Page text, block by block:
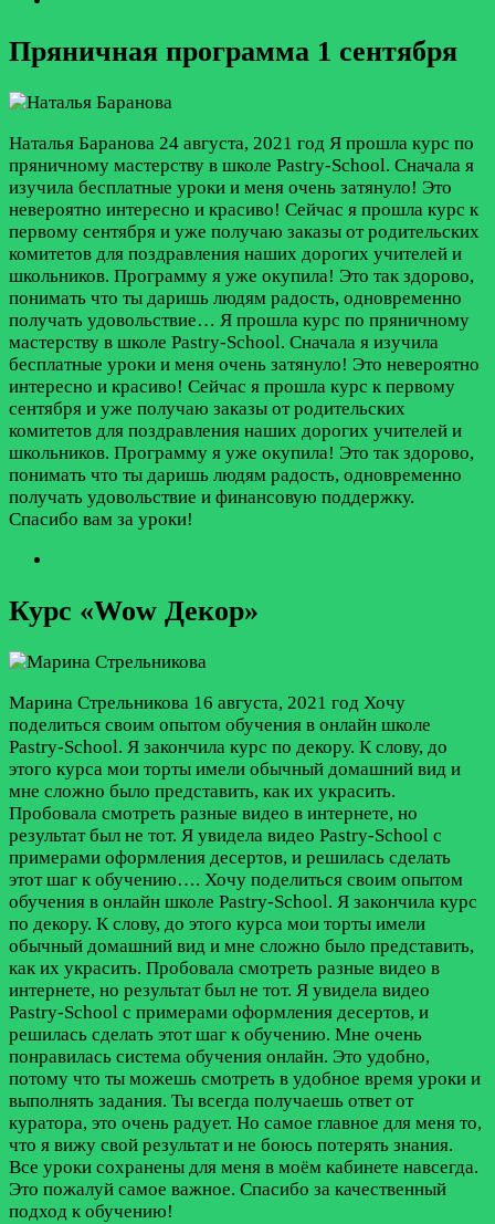
Пряничная программа 1 сентября
Наталья Баранова 24 августа, 2021 год Я прошла курс по
пряничному мастерству в школе Pastry-School. Сначала я
изучила бесплатные уроки и меня очень затянуло! Это
невероятно интересно и красиво! Сейчас я прошла курс к
первому сентября и уже получаю заказы от родительских
комитетов для поздравления наших дорогих учителей и
школьников. Программу я уже окупила! Это так здорово,
понимать что ты даришь людям радость, одновременно
получать удовольствие… Я прошла курс по пряничному
мастерству в школе Pastry-School. Сначала я изучила
бесплатные уроки и меня очень затянуло! Это невероятно
интересно и красиво! Сейчас я прошла курс к первому
сентября и уже получаю заказы от родительских
комитетов для поздравления наших дорогих учителей и
школьников. Программу я уже окупила! Это так здорово,
понимать что ты даришь людям радость, одновременно
получать удовольствие и финансовую поддержку.
Спасибо вам за уроки!
Курс «Wow Декор»
Марина Стрельникова 16 августа, 2021 год Хочу
поделиться своим опытом обучения в онлайн школе
Pastry-School. Я закончила курс по декору. К слову, до
этого курса мои торты имели обычный домашний вид и
мне сложно было представить, как их украсить.
Пробовала смотреть разные видео в интернете, но
результат был не тот. Я увидела видео Pastry-School с
примерами оформления десертов, и решилась сделать
этот шаг к обучению…. Хочу поделиться своим опытом
обучения в онлайн школе Pastry-School. Я закончила курс
по декору. К слову, до этого курса мои торты имели
обычный домашний вид и мне сложно было представить,
как их украсить. Пробовала смотреть разные видео в
интернете, но результат был не тот. Я увидела видео
Pastry-School с примерами оформления десертов, и
решилась сделать этот шаг к обучению. Мне очень
понравилась система обучения онлайн. Это удобно,
потому что ты можешь смотреть в удобное время уроки и
выполнять задания. Ты всегда получаешь ответ от
куратора, это очень радует. Но самое главное для меня то,
что я вижу свой результат и не боюсь потерять знания.
Все уроки сохранены для меня в моём кабинете навсегда.
Это пожалуй самое важное. Спасибо за качественный
подход к обучению!